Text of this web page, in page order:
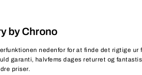
by Chrono
nedenfor for at finde det rigtige ur
garanti, halvfems dages returret og
priser.